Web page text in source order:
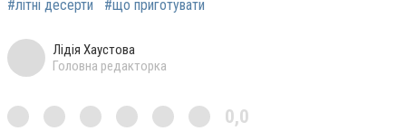
#літні десерти
#що приготувати
Лідія Хаустова
Головна редакторка
0,0